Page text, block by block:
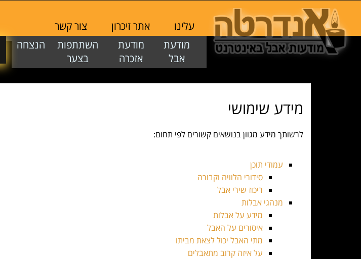
עלינו אתר זיכרון
צור קשר
מודעת
אבל
מודעת
אזכרה
השתתפות
בצער
הנצחה
מידע שימושי
לרשותך מידע מגוון בנושאים קשורים לפי תחום:
עמודי תוכן
סידורי הלוויה וקבורה
ריכוז שירי אבל
מנהגי אבלות
מידע על אבלות
איסורים על האבל
מתי האבל יכול לצאת מביתו
על איזה קרוב מתאבלים